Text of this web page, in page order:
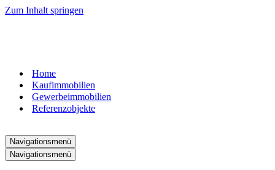
Zum Inhalt springen
Home
Kaufimmobilien
Gewerbeimmobilien
Referenzobjekte
Navigationsmenü
Navigationsmenü